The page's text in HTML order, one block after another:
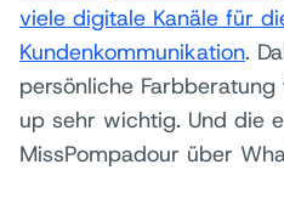
viele digitale Kanäle für
Kundenkommunikation.
persönliche
up sehr wichtig. Und die
MissPompadour über